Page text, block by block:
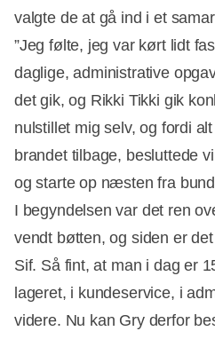
valgte de at gå ind i et
”Jeg følte, jeg var kørt lidt
daglige, administrative
det gik, og Rikki Tikki gik
nulstillet mig selv, og fordi
brandet tilbage, besluttede
og starte op næsten fra
I begyndelsen var det ren
vendt bøtten, og siden er
Sif. Så fint, at man i dag er
lageret, i kundeservice, i
videre. Nu kan Gry derfor